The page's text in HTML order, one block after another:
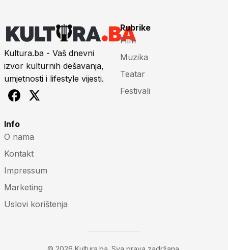
Kultura.ba - Vaš dnevni
izvor kulturnih dešavanja,
umjetnosti i lifestyle vijesti.
Rubrike
Film
Muzika
Teatar
Festivali
Info
O nama
Kontakt
Impressum
Marketing
Uslovi korištenja